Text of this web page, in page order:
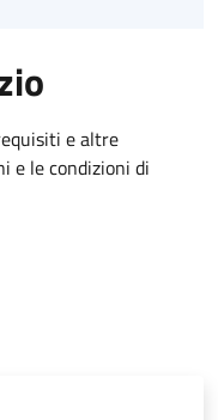
e altre
e le condizioni di